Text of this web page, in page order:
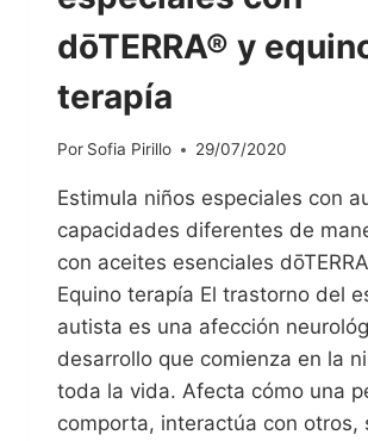
dōTERRA® y
terapía
Por Sofia Pirillo 29/07/2020
Estimula niños especiales con
capacidades diferentes de
con aceites esenciales
Equino terapía El trastorno del
autista es una afección
desarrollo que comienza en la
toda la vida. Afecta cómo una
comporta, interactúa con otros,